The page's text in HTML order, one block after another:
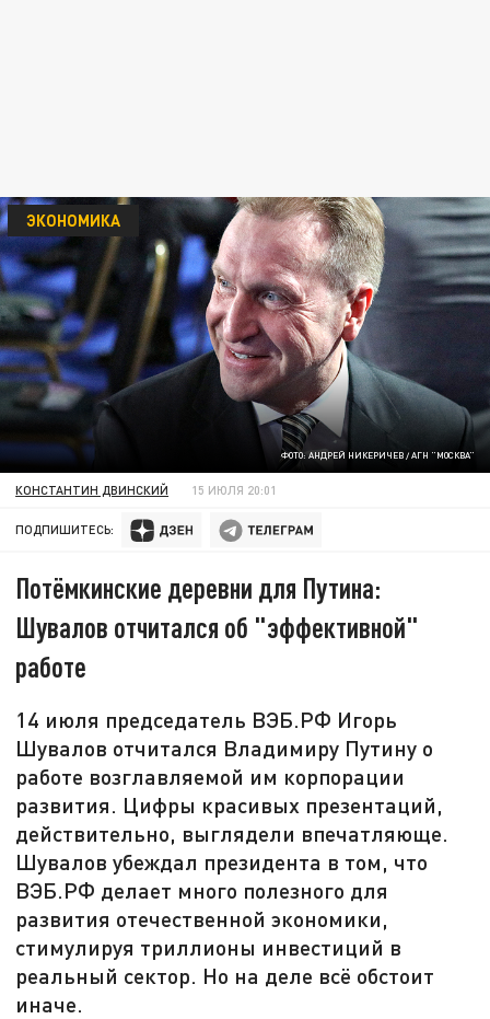
ФОТО: АНДРЕЙ НИКЕРИЧЕВ / АГН "МОСКВА"
ЭКОНОМИКА
КОНСТАНТИН ДВИНСКИЙ 15 ИЮЛЯ 20:01
ПОДПИШИТЕСЬ:
Потёмкинские деревни для Путина:
Шувалов отчитался об "эффективной"
работе
14 июля председатель ВЭБ.РФ Игорь
Шувалов отчитался Владимиру Путину о
работе возглавляемой им корпорации
развития. Цифры красивых презентаций,
действительно, выглядели впечатляюще.
Шувалов убеждал президента в том, что
ВЭБ.РФ делает много полезного для
развития отечественной экономики,
стимулируя триллионы инвестиций в
реальный сектор. Но на деле всё обстоит
иначе.